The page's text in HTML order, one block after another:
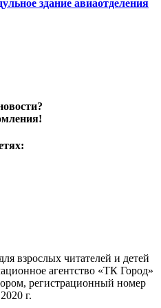
здание авиаотделения
взрослых читателей и детей
агентство «ТК Город»
регистрационный номер
г.